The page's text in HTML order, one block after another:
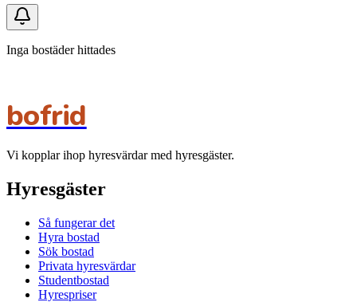
Inga bostäder hittades
bofrid
Vi kopplar ihop hyresvärdar med hyresgäster.
Hyresgäster
Så fungerar det
Hyra bostad
Sök bostad
Privata hyresvärdar
Studentbostad
Hyrespriser